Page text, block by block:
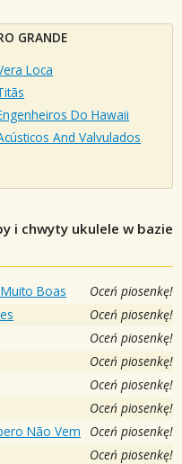
GRANDE
Loca
Do Hawaii
And Valvulados
i chwyty ukulele w bazie
Boas Oceń piosenkę!
Oceń piosenkę!
Oceń piosenkę!
Oceń piosenkę!
Oceń piosenkę!
Oceń piosenkę!
Não Vem Oceń piosenkę!
Oceń piosenkę!